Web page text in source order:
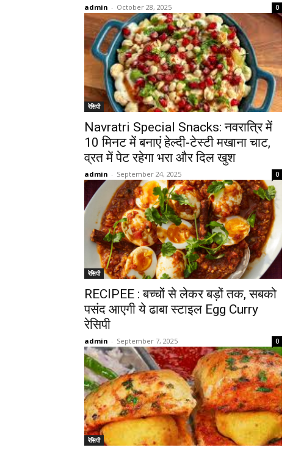
admin - October 28, 2025 0
रेसिपी
Navratri Special Snacks: नवरात्रि में
10 मिनट में बनाएं हेल्दी-टेस्टी मखाना चाट,
व्रत में पेट रहेगा भरा और दिल खुश
admin - September 24, 2025 0
रेसिपी
RECIPEE : बच्चों से लेकर बड़ों तक, सबको
पसंद आएगी ये ढाबा स्टाइल Egg Curry
रेसिपी
admin - September 7, 2025 0
रेसिपी